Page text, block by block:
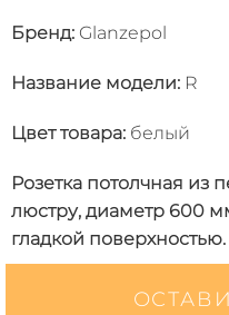
Бренд: Glanzepol
Название модели: R
Цвет товара: белый
Розетка потолчная из
люстру, диаметр 600
гладкой поверхностью.